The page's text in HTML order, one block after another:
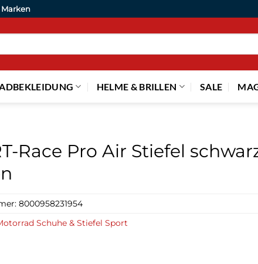
Marken
HELME & BRILLEN SALE
Race Pro Air Stiefel
8000958231954
Schuhe & Stiefel Sport